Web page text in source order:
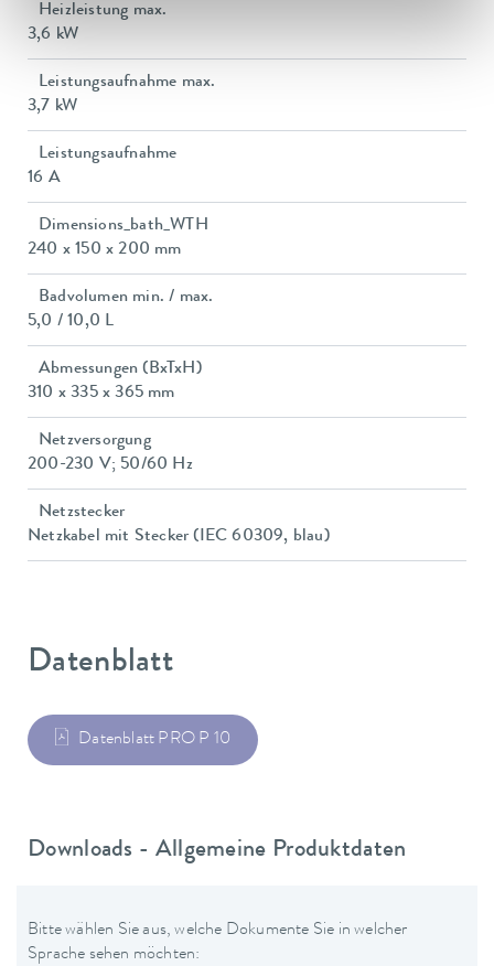
Heizleistung max.
3,6 kW
Leistungsaufnahme max.
3,7 kW
Leistungsaufnahme
16 A
Dimensions_bath_WTH
240 x 150 x 200 mm
Badvolumen min. / max.
5,0 / 10,0 L
Abmessungen (BxTxH)
310 x 335 x 365 mm
Netzversorgung
200-230 V; 50/60 Hz
Netzstecker
Netzkabel mit Stecker (IEC 60309, blau)
Datenblatt
Datenblatt PRO P 10
Downloads - Allgemeine Produktdaten
Bitte wählen Sie aus, welche Dokumente Sie in welcher
Sprache sehen möchten: